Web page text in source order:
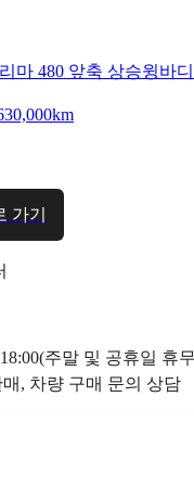
마 480 앞축 상승윙바
가기
주말 및 공휴일 휴
, 차량 구매 문의 상담